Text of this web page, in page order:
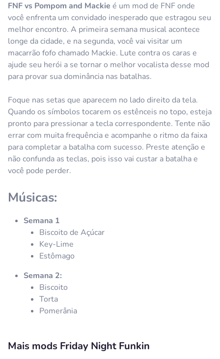
FNF vs Pompom and Mackie é um mod de FNF onde
você enfrenta um convidado inesperado que estragou seu
melhor encontro. A primeira semana musical acontece
longe da cidade, e na segunda, você vai visitar um
macarrão fofo chamado Mackie. Lute contra os caras e
ajude seu herói a se tornar o melhor vocalista desse mod
para provar sua dominância nas batalhas.
Foque nas setas que aparecem no lado direito da tela.
Quando os símbolos tocarem os estênceis no topo, esteja
pronto para pressionar a tecla correspondente. Tente não
errar com muita frequência e acompanhe o ritmo da faixa
para completar a batalha com sucesso. Preste atenção e
não confunda as teclas, pois isso vai custar a batalha e
você pode perder.
Músicas:
Semana 1
Biscoito de Açúcar
Key-Lime
Estômago
Semana 2:
Biscoito
Torta
Pomerânia
Mais mods Friday Night Funkin